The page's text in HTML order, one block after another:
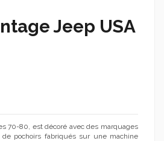
Jeep USA
70-80, est décoré avec des marquages
pochoirs fabriqués sur une machine